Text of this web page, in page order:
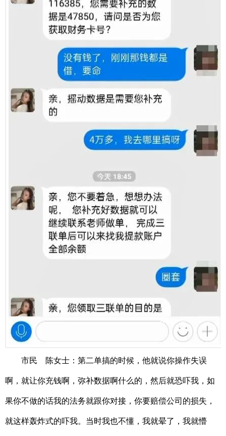
市民 陈女士：第二单搞的时候，他就说你操作失误
啊，就让你充钱啊，弥补数据啊什么的，然后就恐吓我，如
果你不做的话我的法务就跟你对接，你要赔偿公司的损失，
就这样轰炸式的吓我。当时我也不懂，我就晕了，我就懵